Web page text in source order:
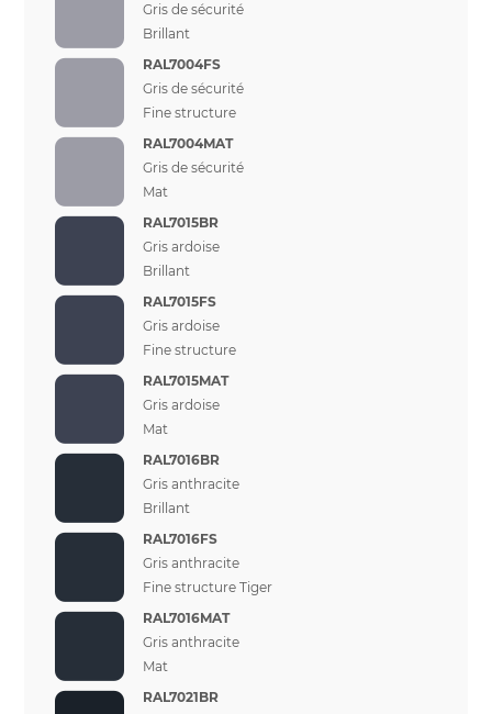
Gris de sécurité
Brillant
RAL7004FS
Gris de sécurité
Fine structure
RAL7004MAT
Gris de sécurité
Mat
RAL7015BR
Gris ardoise
Brillant
RAL7015FS
Gris ardoise
Fine structure
RAL7015MAT
Gris ardoise
Mat
RAL7016BR
Gris anthracite
Brillant
RAL7016FS
Gris anthracite
Fine structure Tiger
RAL7016MAT
Gris anthracite
Mat
RAL7021BR